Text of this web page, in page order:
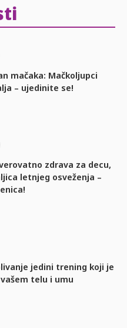
mačaka: Mačkoljupci
– ujedinite se!
zdrava za decu,
letnjeg osveženja –
jedini trening koji je
telu i umu